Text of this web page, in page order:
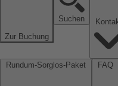
Zur Buchung
Suchen